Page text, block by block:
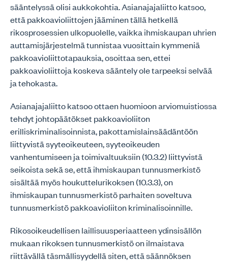
sääntelyssä olisi aukkokohtia. Asianajajaliitto katsoo,
että pakkoavioliittojen jääminen tällä hetkellä
rikosprosessien ulkopuolelle, vaikka ihmiskaupan uhrien
auttamisjärjestelmä tunnistaa vuosittain kymmeniä
pakkoavioliittotapauksia, osoittaa sen, ettei
pakkoavioliittoja koskeva sääntely ole tarpeeksi selvää
ja tehokasta.
Asianajajaliitto katsoo ottaen huomioon arviomuistiossa
tehdyt johtopäätökset pakkoavioliiton
erilliskriminalisoinnista, pakottamislainsäädäntöön
liittyvistä syyteoikeuteen, syyteoikeuden
vanhentumiseen ja toimivaltuuksiin (10.3.2) liittyvistä
seikoista sekä se, että ihmiskaupan tunnusmerkistö
sisältää myös houkuttelurikoksen (10.3.3), on
ihmiskaupan tunnusmerkistö parhaiten soveltuva
tunnusmerkistö pakkoavioliiton kriminalisoinnille.
Rikosoikeudellisen laillisuusperiaatteen ydinsisällön
mukaan rikoksen tunnusmerkistö on ilmaistava
riittävällä täsmällisyydellä siten, että säännöksen